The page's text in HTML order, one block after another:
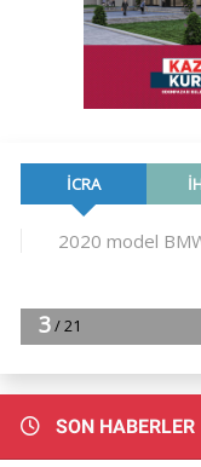
SON HABERLER